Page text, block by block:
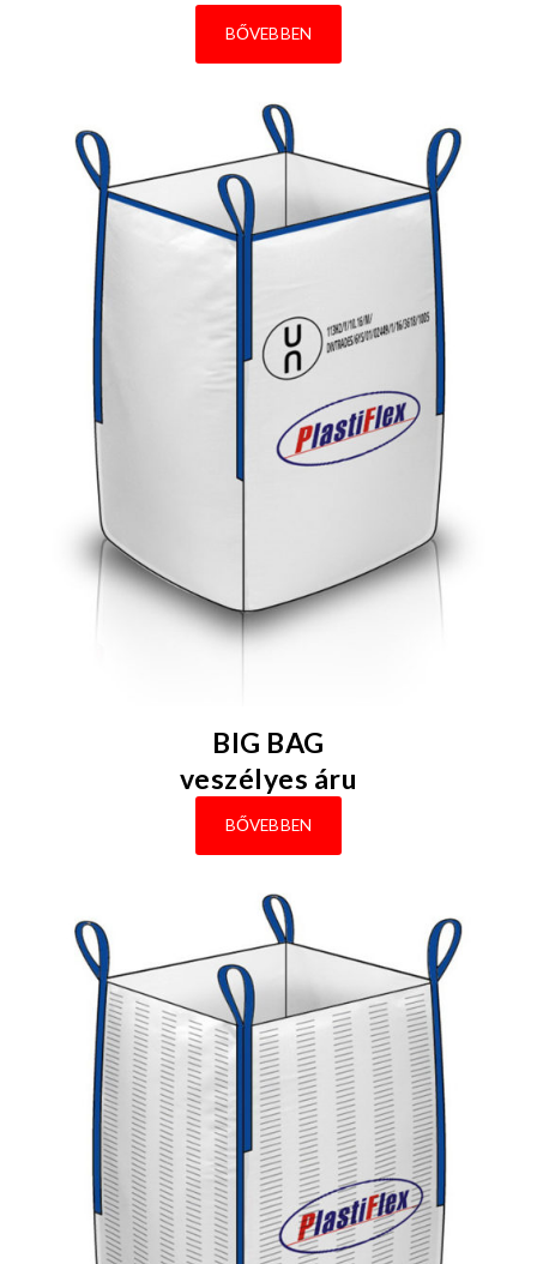
BŐVEBBEN
BIG BAG
veszélyes áru
BŐVEBBEN